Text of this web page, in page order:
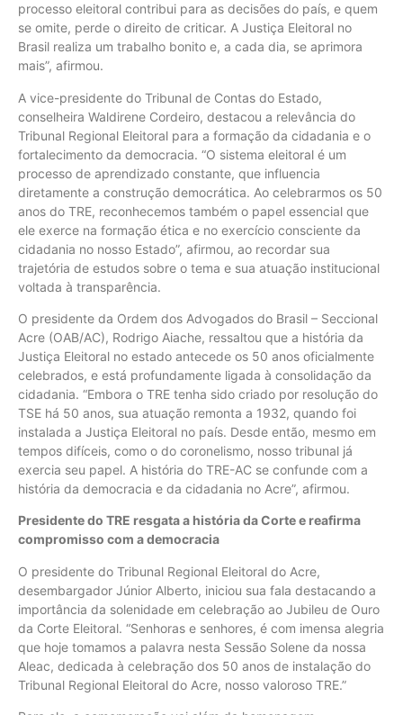
processo eleitoral contribui para as decisões do país, e quem
se omite, perde o direito de criticar. A Justiça Eleitoral no
Brasil realiza um trabalho bonito e, a cada dia, se aprimora
mais”, afirmou.
A vice-presidente do Tribunal de Contas do Estado,
conselheira Waldirene Cordeiro, destacou a relevância do
Tribunal Regional Eleitoral para a formação da cidadania e o
fortalecimento da democracia. “O sistema eleitoral é um
processo de aprendizado constante, que influencia
diretamente a construção democrática. Ao celebrarmos os 50
anos do TRE, reconhecemos também o papel essencial que
ele exerce na formação ética e no exercício consciente da
cidadania no nosso Estado”, afirmou, ao recordar sua
trajetória de estudos sobre o tema e sua atuação institucional
voltada à transparência.
O presidente da Ordem dos Advogados do Brasil – Seccional
Acre (OAB/AC), Rodrigo Aiache, ressaltou que a história da
Justiça Eleitoral no estado antecede os 50 anos oficialmente
celebrados, e está profundamente ligada à consolidação da
cidadania. “Embora o TRE tenha sido criado por resolução do
TSE há 50 anos, sua atuação remonta a 1932, quando foi
instalada a Justiça Eleitoral no país. Desde então, mesmo em
tempos difíceis, como o do coronelismo, nosso tribunal já
exercia seu papel. A história do TRE-AC se confunde com a
história da democracia e da cidadania no Acre”, afirmou.
Presidente do TRE resgata a história da Corte e reafirma
compromisso com a democracia
O presidente do Tribunal Regional Eleitoral do Acre,
desembargador Júnior Alberto, iniciou sua fala destacando a
importância da solenidade em celebração ao Jubileu de Ouro
da Corte Eleitoral. “Senhoras e senhores, é com imensa alegria
que hoje tomamos a palavra nesta Sessão Solene da nossa
Aleac, dedicada à celebração dos 50 anos de instalação do
Tribunal Regional Eleitoral do Acre, nosso valoroso TRE.”